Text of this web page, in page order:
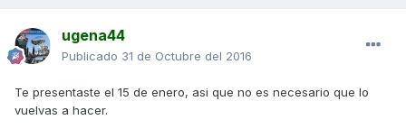
ugena44
Publicado 31 de Octubre del 2016
Te presentaste el 15 de enero, asi que no es necesario que lo
vuelvas a hacer.